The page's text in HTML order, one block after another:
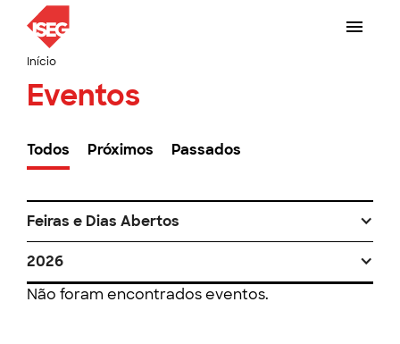
Início
Eventos
Todos Próximos Passados
Feiras e Dias Abertos
2026
Não foram encontrados eventos.